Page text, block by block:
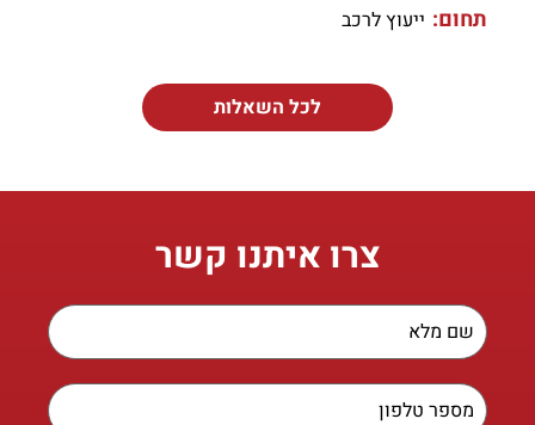
תחום: ייעוץ לרכב
לכל השאלות
צרו איתנו קשר